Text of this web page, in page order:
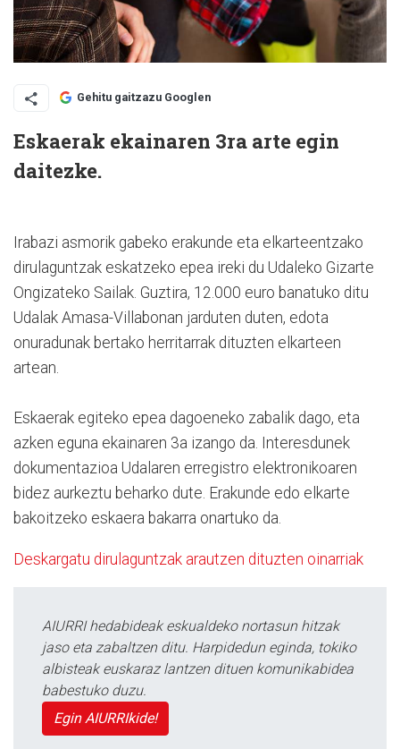
Gehitu gaitzazu Googlen
Eskaerak ekainaren 3ra arte egin
daitezke.
Irabazi asmorik gabeko erakunde eta elkarteentzako
dirulaguntzak eskatzeko epea ireki du Udaleko Gizarte
Ongizateko Sailak. Guztira, 12.000 euro banatuko ditu
Udalak Amasa-Villabonan jarduten duten, edota
onuradunak bertako herritarrak dituzten elkarteen
artean.
Eskaerak egiteko epea dagoeneko zabalik dago, eta
azken eguna ekainaren 3a izango da. Interesdunek
dokumentazioa Udalaren erregistro elektronikoaren
bidez aurkeztu beharko dute. Erakunde edo elkarte
bakoitzeko eskaera bakarra onartuko da.
Deskargatu dirulaguntzak arautzen dituzten oinarriak
AIURRI hedabideak eskualdeko nortasun hitzak
jaso eta zabaltzen ditu. Harpidedun eginda, tokiko
albisteak euskaraz lantzen dituen komunikabidea
babestuko duzu.
Egin AIURRIkide!